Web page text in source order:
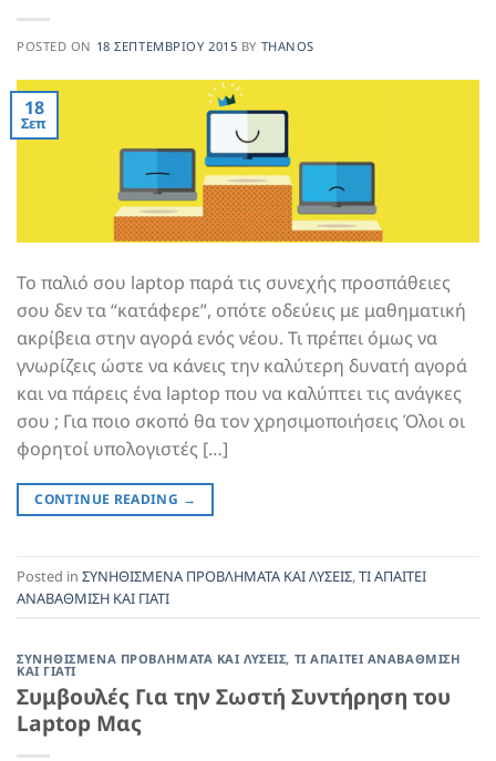
POSTED ON 18 ΣΕΠΤΕΜΒΡΊΟΥ 2015 BY THANOS
18
Σεπ
Το παλιό σου laptop παρά τις συνεχής προσπάθειες
σου δεν τα “κατάφερε”, οπότε οδεύεις με μαθηματική
ακρίβεια στην αγορά ενός νέου. Τι πρέπει όμως να
γνωρίζεις ώστε να κάνεις την καλύτερη δυνατή αγορά
και να πάρεις ένα laptop που να καλύπτει τις ανάγκες
σου ; Για ποιο σκοπό θα τον χρησιμοποιήσεις Όλοι οι
φορητοί υπολογιστές […]
CONTINUE READING →
Posted in ΣΥΝΗΘΙΣΜΕΝΑ ΠΡΟΒΛΗΜΑΤΑ ΚΑΙ ΛΥΣΕΙΣ,ΤΙ ΑΠΑΙΤΕΙ
ΑΝΑΒΑΘΜΙΣΗ ΚΑΙ ΓΙΑΤΙ
ΣΥΝΗΘΙΣΜΕΝΑ ΠΡΟΒΛΗΜΑΤΑ ΚΑΙ ΛΥΣΕΙΣ, ΤΙ ΑΠΑΙΤΕΙ ΑΝΑΒΑΘΜΙΣΗ
ΚΑΙ ΓΙΑΤΙ
Συμβουλές Για την Σωστή Συντήρηση του
Laptop Μας